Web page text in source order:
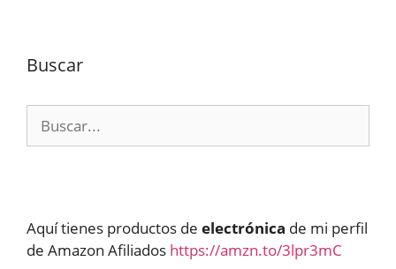
Buscar
Aquí tienes productos de electrónica de mi perfil
de Amazon Afiliados https://amzn.to/3lpr3mC